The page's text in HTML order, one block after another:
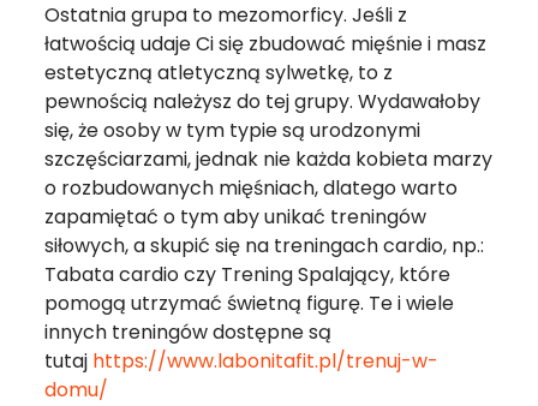
Ostatnia grupa to mezomorficy. Jeśli z
łatwością udaje Ci się zbudować mięśnie i masz
estetyczną atletyczną sylwetkę, to z
pewnością należysz do tej grupy. Wydawałoby
się, że osoby w tym typie są urodzonymi
szczęściarzami, jednak nie każda kobieta marzy
o rozbudowanych mięśniach, dlatego warto
zapamiętać o tym aby unikać treningów
siłowych, a skupić się na treningach cardio, np.:
Tabata cardio czy Trening Spalający, które
pomogą utrzymać świetną figurę. Te i wiele
innych treningów dostępne są
tutaj https://www.labonitafit.pl/trenuj-w-
domu/